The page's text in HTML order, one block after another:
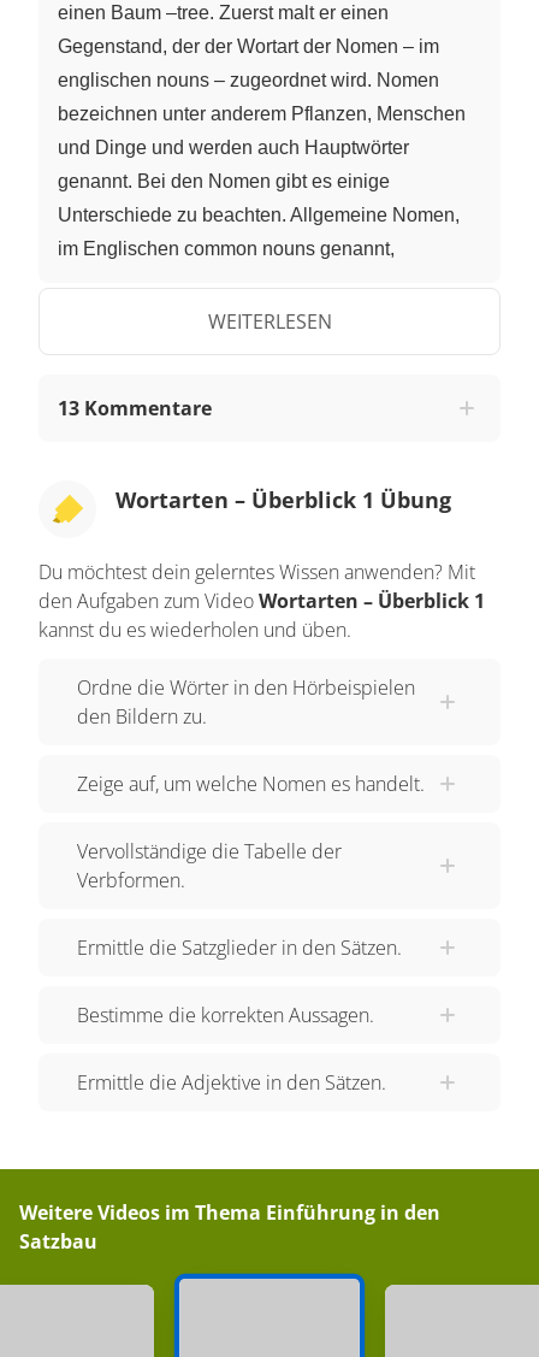
einen Baum –tree. Zuerst malt er einen
Gegenstand, der der Wortart der Nomen – im
englischen nouns – zugeordnet wird. Nomen
bezeichnen unter anderem Pflanzen, Menschen
und Dinge und werden auch Hauptwörter
genannt. Bei den Nomen gibt es einige
Unterschiede zu beachten. Allgemeine Nomen,
im Englischen common nouns genannt,
allgemein. Tree – Baum, family – Familie oder
city – Stadt sind Beispiele dafür. Dann gibt es
bestimmte Personen oder Dinge bezeichnen.
Beispiel ein Eigenname. Weitere Beispiele sind
Monday – Montag und England – England.
Eigennamen im Englischen immer
großgeschrieben. Als letztes unterscheidet man
nouns und nicht zählbaren Nomen – uncountable
nouns. Die Bezeichnung verrät uns schon viel
Nomen können wirklich gezählt werden, zum
Unzählbare Nomen können nicht gezählt werden.
Dazu gehören zum Beispiel die Wörter water -
"three love"? Das geht nicht. Da Rob Boss sein
malt er erstmal nur den Baum – tree , der für ein
selten alleine. Häufig findet man einen Artikel –
Unterschieden wird zwischen dem bestimmten
dem unbestimmten Artikel "a", dem "indefinite
WEITERLESEN
13 Kommentare
Wortarten – Überblick 1 Übung
Du möchtest dein gelerntes Wissen anwenden? Mit
den Aufgaben zum VideoWortarten – Überblick 1
kannst du es wiederholen und üben.
Ordne die Wörter in den Hörbeispielen
den Bildern zu.
Zeige auf, um welche Nomen es handelt.
Vervollständige die Tabelle der
Verbformen.
Ermittle die Satzglieder in den Sätzen.
Bestimme die korrekten Aussagen.
Ermittle die Adjektive in den Sätzen.
Weitere Videos im Thema Einführung in den
Satzbau